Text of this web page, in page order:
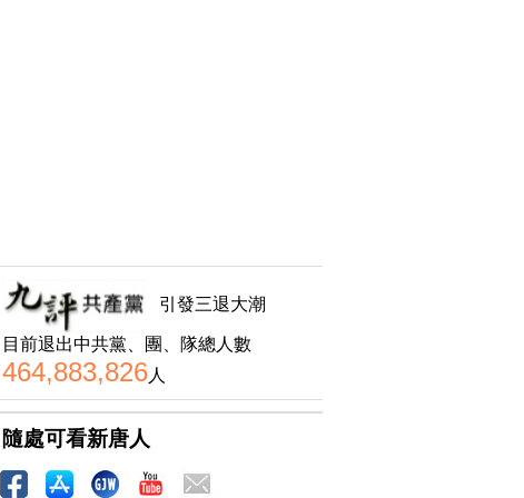
引發三退大潮
目前退出中共黨、團、隊總人數
464,883,826人
隨處可看新唐人